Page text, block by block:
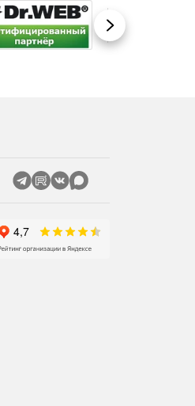
Вперед